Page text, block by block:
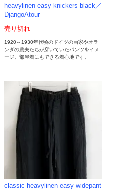
heavylinen easy knickers black／
DjangoAtour
売り切れ
1920～1930年代頃のドイツの画家やオラ
ンダの農夫たちが穿いていたパンツをイメ
ージ。部屋着にもできる着心地です。
classic heavylinen easy widepant